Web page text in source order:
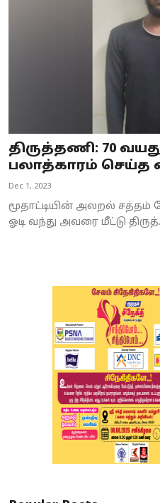
திருத்தணி: 70
பலாத்காரம் செய்த
Dec 1, 2023
மூதாட்டியின் அலறல் சத்தம்
ஓடி வந்து அவரை மீட்டு